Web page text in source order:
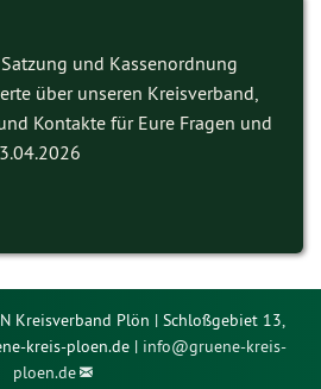
und Kassenordnung
über unseren Kreisverband,
Kontakte für Eure Fragen und
Kreisverband Plön | Schloßgebiet 13,
kreis-ploen.de | info@gruene-kreis-
ploen.de